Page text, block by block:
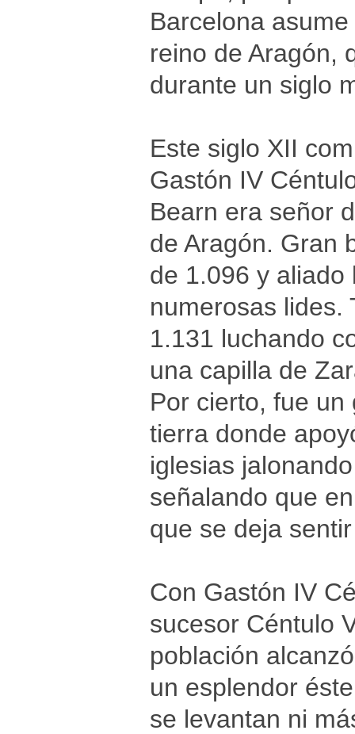
Barcelona
reino de Aragón,
durante un siglo
Este siglo XII
Gastón IV
Bearn era señor
de Aragón. Gran
de 1.096 y aliado
numerosas lides.
1.131 luchando
una capilla de
Por cierto, fue
tierra donde
iglesias
señalando que
que se deja
Con Gastón IV
sucesor Céntulo
población
un esplendor
se levantan ni